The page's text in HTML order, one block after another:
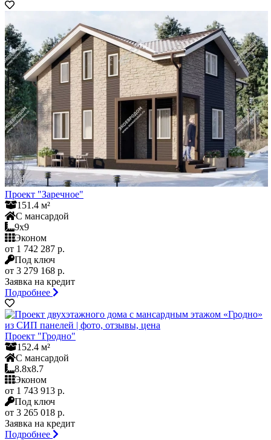
Проект "Заречное"
151.4 м²
С мансардой
9x9
Эконом
от 1 742 287 р.
Под ключ
от 3 279 168 р.
Заявка на кредит
Подробнее
Проект "Гродно"
152.4 м²
С мансардой
8.8x8.7
Эконом
от 1 743 913 р.
Под ключ
от 3 265 018 р.
Заявка на кредит
Подробнее